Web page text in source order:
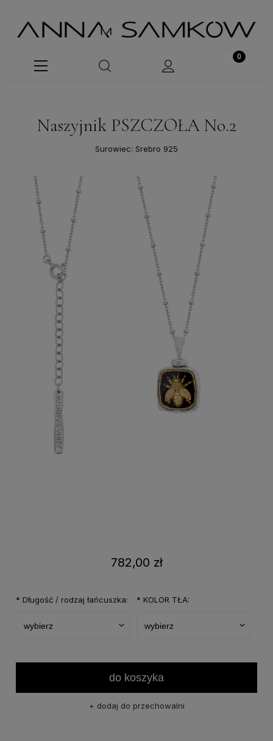
Naszyjnik PSZCZOŁA No.2
Surowiec: Srebro 925
782,00 zł
* Długość / rodzaj łańcuszka: * KOLOR TŁA:
do koszyka
dodaj do przechowalni